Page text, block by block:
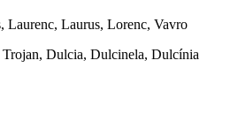
Laurenc, Laurus, Lorenc, Vavro
Trojan, Dulcia, Dulcinela, Dulcínia